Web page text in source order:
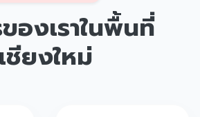
องเราในพื้นที่
เชียงใหม่